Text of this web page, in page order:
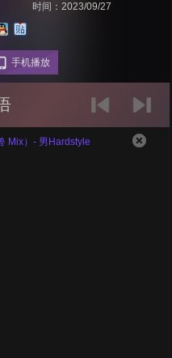
时间：2023/09/27
手机播放
Mix）- 男Hardstyle